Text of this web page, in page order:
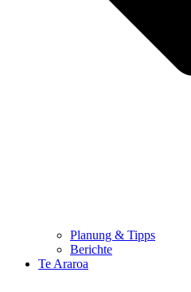
Planung & Tipps
Berichte
Te Araroa